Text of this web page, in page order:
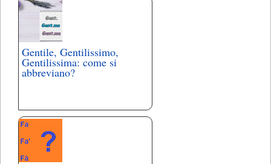
Gentile, Gentilissimo,
Gentilissima: come si
abbreviano?